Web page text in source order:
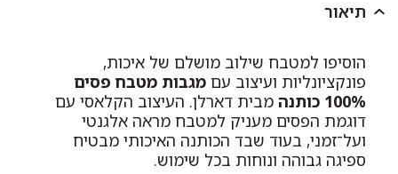
תיאור
הוסיפו למטבח שילוב מושלם של איכות,
פונקציונליות ועיצוב עם מגבות מטבח פסים
100% כותנה
מבית דארלן. העיצוב הקלאסי עם
דוגמת הפסים מעניק למטבח מראה אלגנטי
ועל־זמני, בעוד שבד הכותנה האיכותי מבטיח
ספיגה גבוהה ונוחות בכל שימוש.